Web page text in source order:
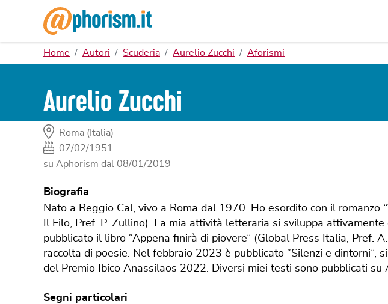
Home Autori Scuderia Aurelio Zucchi Aforismi
Aurelio Zucchi
Roma (Italia)
07/02/1951
su Aphorism dal 08/01/2019
Biografia
Nato a Reggio Cal, vivo a Roma dal 1970. Ho esordito con il romanzo
Il Filo, Pref. P. Zullino). La mia attività letteraria si sviluppa
pubblicato il libro “Appena finirà di piovere” (Global Press Italia, Pref.
raccolta di poesie. Nel febbraio 2023 è pubblicato “Silenzi e dintorni”,
del Premio Ibico Anassilaos 2022. Diversi miei testi sono pubblicati su
Segni particolari